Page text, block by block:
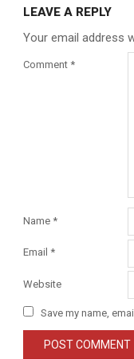
LEAVE A REPLY
Your email address
Comment *
Name *
Email *
Website
Save my name,